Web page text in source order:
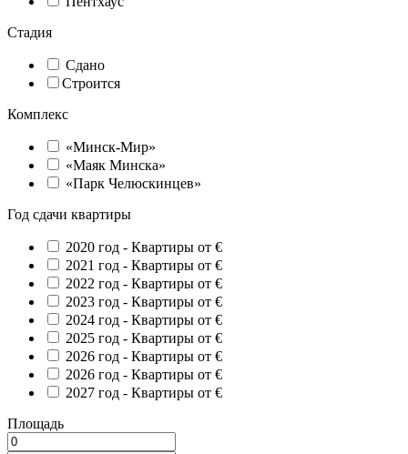
Стадия
Сдано
Строится
Комплекс
«Минск-Мир»
«Маяк Минска»
«Парк Челюскинцев»
Год сдачи квартиры
2020 год - Квартиры от €
2021 год - Квартиры от €
2022 год - Квартиры от €
2023 год - Квартиры от €
2024 год - Квартиры от €
2025 год - Квартиры от €
2026 год - Квартиры от €
2026 год - Квартиры от €
2027 год - Квартиры от €
Площадь